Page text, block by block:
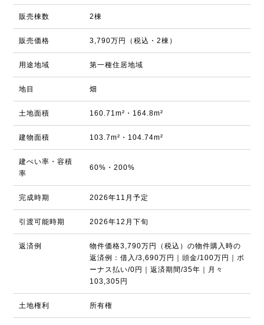
販売棟数 2棟
販売価格 3,790万円（税込・2棟）
用途地域 第一種住居地域
地目 畑
土地面積 160.71m²・164.8m²
建物面積 103.7m²・104.74m²
建ぺい率・容積
率
60%・200%
完成時期 2026年11月予定
引渡可能時期 2026年12月下旬
返済例
物件価格3,790万円（税込）の物件購入時の
返済例：借入/3,690万円｜頭金/100万円｜ボ
ーナス払い/0円｜返済期間/35年｜月々
103,305円
土地権利 所有権